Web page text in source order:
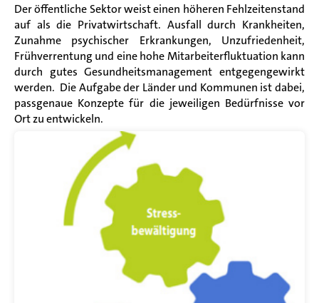
Der öffentliche Sektor weist einen höheren Fehlzeitenstand
auf als die Privatwirtschaft. Ausfall durch Krankheiten,
Zunahme psychischer Erkrankungen, Unzufriedenheit,
Frühverrentung und eine hohe Mitarbeiterfluktuation kann
durch gutes Gesundheitsmanagement entgegengewirkt
werden. Die Aufgabe der Länder und Kommunen ist dabei,
passgenaue Konzepte für die jeweiligen Bedürfnisse vor
Ort zu entwickeln.